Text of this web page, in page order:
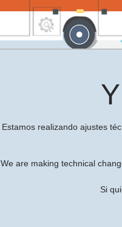
Estamos realizando ajustes
We are making technical
Si